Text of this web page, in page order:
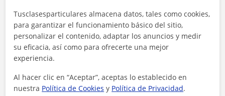
Tusclasesparticulares almacena datos, tales como cookies,
para garantizar el funcionamiento básico del sitio,
personalizar el contenido, adaptar los anuncios y medir
su eficacia, así como para ofrecerte una mejor
experiencia.
Al hacer clic en “Aceptar”, aceptas lo establecido en
nuestra Política de Cookies y Política de Privacidad.